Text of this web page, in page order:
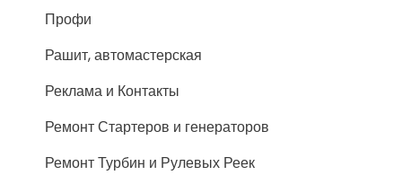
Профи
Рашит, автомастерская
Реклама и Контакты
Ремонт Стартеров и генераторов
Ремонт Турбин и Рулевых Реек